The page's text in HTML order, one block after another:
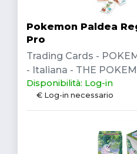
Pokemon Paldea
Pro
Trading Cards -
- Italiana - THE
Disponibilità: Log-in
€ Log-in necessario